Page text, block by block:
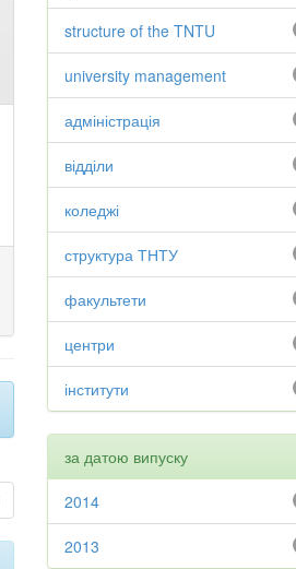
structure of the TNTU
university management
адміністрація
відділи
коледжі
структура ТНТУ
факультети
центри
інститути
за датою випуску
2014
2013